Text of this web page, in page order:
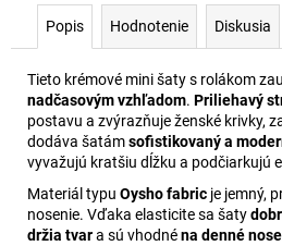
Popis Hodnotenie Diskusia
Tieto krémové mini šaty s rolákom
nadčasovým vzhľadom. Priliehavý
postavu a zvýrazňuje ženské krivky,
dodáva šatámsofistikovaný a
vyvažujú kratšiu dĺžku a podčiarkujú
Materiál typu Oysho fabric je jemný,
nosenie. Vďaka elasticite sa šaty
držia tvara sú vhodnéna denné